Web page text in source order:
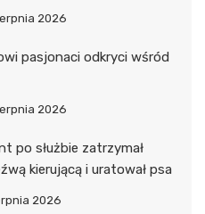
2026
pasjonaci odkryci wśród
2026
po służbie zatrzymał
kierującą i uratował psa
2026